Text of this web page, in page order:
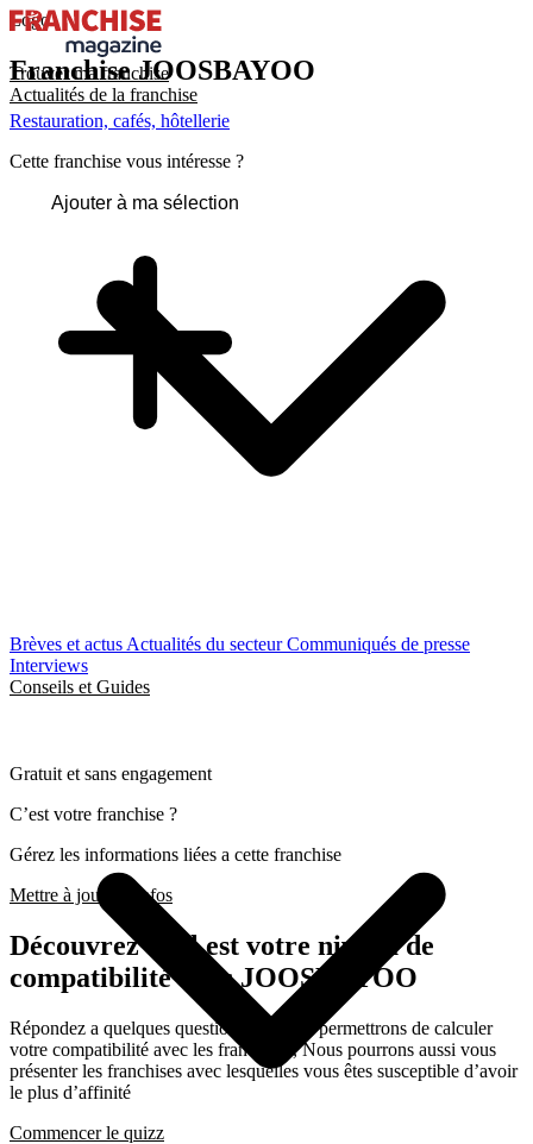
Trouver ma franchise
Actualités de la franchise
Brèves et actus Actualités du secteurCommuniqués de presse
Interviews
Conseils et Guides
Logo
Franchise JOOSBAYOO
Restauration, cafés, hôtellerie
Cette franchise vous intéresse ?
Ajouter à ma sélection
Gratuit et sans engagement
C’est votre franchise ?
Gérez les informations liées a cette franchise
Mettre à jour les infos
Découvrez quel est votre niveau de
compatibilité avec JOOSBAYOO
Répondez a quelques questions qui nous permettrons de calculer
votre compatibilité avec les franchises, Nous pourrons aussi vous
présenter les franchises avec lesquelles vous êtes susceptible d’avoir
le plus d’affinité
Commencer le quizz